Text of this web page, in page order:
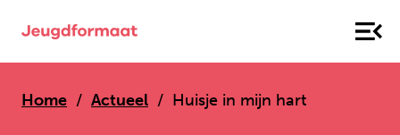
Home Actueel Huisje in mijn hart